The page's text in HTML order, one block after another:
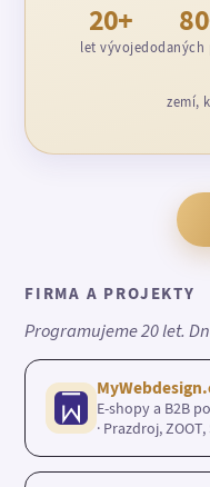
20+
let vývojedodaných
zemí,
FIRMA A PROJEKTY
Programujeme 20 let.
E-shopy a B2B
· Prazdroj,